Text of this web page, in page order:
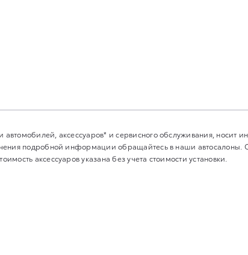
аксессуаров* и сервисного обслуживания, носит
подробной информации обращайтесь в наши
аксессуаров указана без учета стоимости установки.